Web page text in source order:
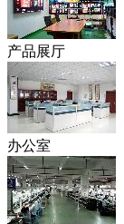
产品展厅
办公室